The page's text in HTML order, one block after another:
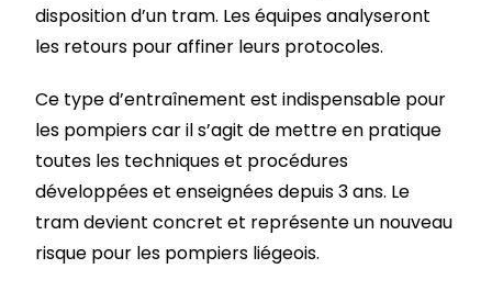
disposition d’un tram. Les équipes analyseront
les retours pour affiner leurs protocoles.
Ce type d’entraînement est indispensable pour
les pompiers car il s’agit de mettre en pratique
toutes les techniques et procédures
développées et enseignées depuis 3 ans. Le
tram devient concret et représente un nouveau
risque pour les pompiers liégeois.